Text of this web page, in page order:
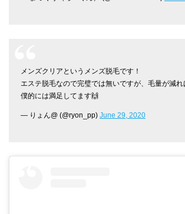
メンズクリアというメンズ脱毛です！
エステ脱毛なので完璧では無いですが、毛量が減
僕的には満足してます🙌
— りょん@ (@ryon_pp) June 29, 2020